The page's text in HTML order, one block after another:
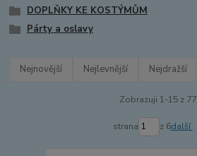
DOPLŇKY KE KOSTÝMŮM
Párty a oslavy
Nejnovější Nejlevnější Nejdražší
Zobrazuji 1-15 z 77
strana z 6další